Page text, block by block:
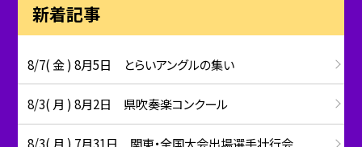
新着記事
8/7( 金 ) 8月5日 とらいアングルの集い
8/3( 月 ) 8月2日 県吹奏楽コンクール
8/3( 月 ) 7月31日 関東・全国大会出場選手壮行会